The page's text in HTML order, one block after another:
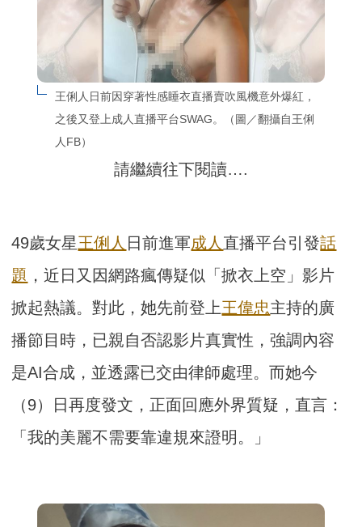
王俐人日前因穿著性感睡衣直播賣吹風機意外爆紅，
之後又登上成人直播平台SWAG。（圖／翻攝自王俐
人FB）
請繼續往下閱讀….
49歲女星王俐人 日前進軍成人 直播平台引發話
題 ，近日又因網路瘋傳疑似「掀衣上空」影片
掀起熱議。對此，她先前登上王偉忠主持的廣
播節目時，已親自否認影片真實性，強調內容
是AI合成，並透露已交由律師處理。而她今
（9）日再度發文，正面回應外界質疑，直言：
「我的美麗不需要靠違規來證明。」